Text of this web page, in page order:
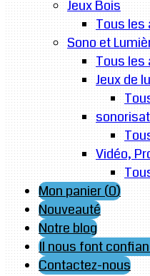
Jeux Bois
Tous les
Sono et
Tous les
Jeux de
Vidéo,
Mon panier (0)
Nouveauté
Notre blog
Il nous font
Contactez-nous